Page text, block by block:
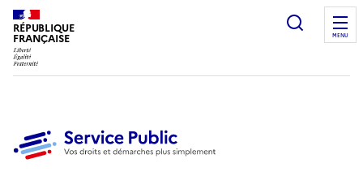
RÉPUBLIQUE
FRANÇAISE
Ouvrir
MENU